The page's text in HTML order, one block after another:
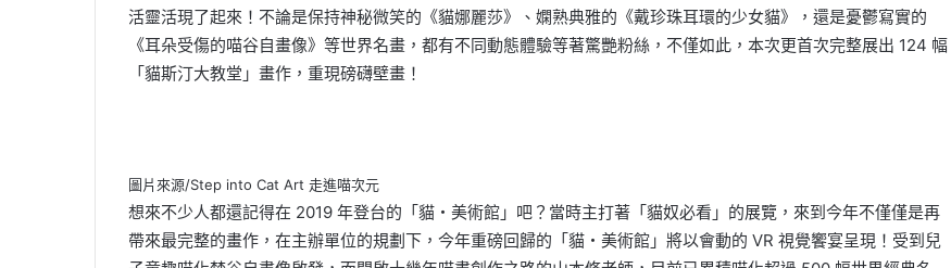
活靈活現了起來！不論是保持神秘微笑的《貓娜麗莎》、嫻熟典雅的《戴珍珠耳環的少女貓》，還是憂鬱寫實的
《耳朵受傷的喵谷自畫像》等世界名畫，都有不同動態體驗等著驚艷粉絲，不僅如此，本次更首次完整展出 124 幅
「貓斯汀大教堂」畫作，重現磅礴壁畫！
圖片來源/Step into Cat Art 走進喵次元
想來不少人都還記得在 2019 年登台的「貓・美術館」吧？當時主打著「貓奴必看」的展覽，來到今年不僅僅是再
帶來最完整的畫作，在主辦單位的規劃下，今年重磅回歸的「貓・美術館」將以會動的 VR 視覺饗宴呈現！受到兒